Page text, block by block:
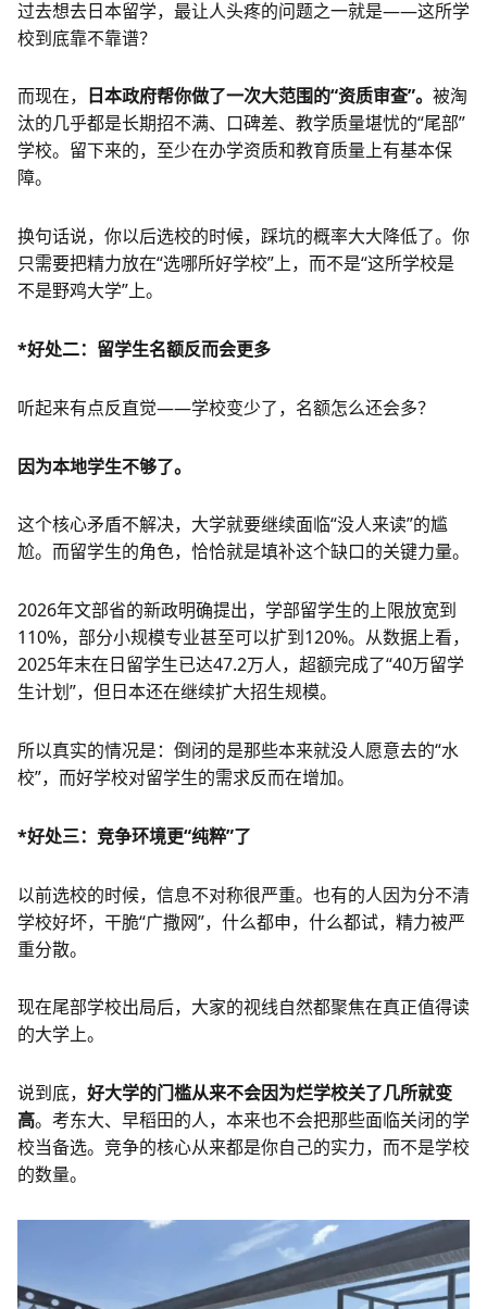
过去想去日本留学，最让人头疼的问题之一就是——这所学
校到底靠不靠谱？
而现在， 日本政府帮你做了一次大范围的“资质审查”。 被淘
汰的几乎都是长期招不满、口碑差、教学质量堪忧的“尾部”
学校。留下来的，至少在办学资质和教育质量上有基本保
障。
换句话说，你以后选校的时候，踩坑的概率大大降低了。你
只需要把精力放在“选哪所好学校”上，而不是“这所学校是
不是野鸡大学”上。
*好处二：留学生名额反而会更多
听起来有点反直觉——学校变少了，名额怎么还会多？
因为本地学生不够了。
这个核心矛盾不解决，大学就要继续面临“没人来读”的尴
尬。而留学生的角色，恰恰就是填补这个缺口的关键力量。
2026年文部省的新政明确提出，学部留学生的上限放宽到
110%，部分小规模专业甚至可以扩到120%。从数据上看，
2025年末在日留学生已达47.2万人，超额完成了“40万留学
生计划”，但日本还在继续扩大招生规模。
所以真实的情况是：倒闭的是那些本来就没人愿意去的“水
校”，而好学校对留学生的需求反而在增加。
*好处三：竞争环境更“纯粹”了
以前选校的时候，信息不对称很严重。也有的人因为分不清
学校好坏，干脆“广撒网”，什么都申，什么都试，精力被严
重分散。
现在尾部学校出局后，大家的视线自然都聚焦在真正值得读
的大学上。
说到底， 好大学的门槛从来不会因为烂学校关了几所就变
高。考东大、早稻田的人，本来也不会把那些面临关闭的学
校当备选。竞争的核心从来都是你自己的实力，而不是学校
的数量。